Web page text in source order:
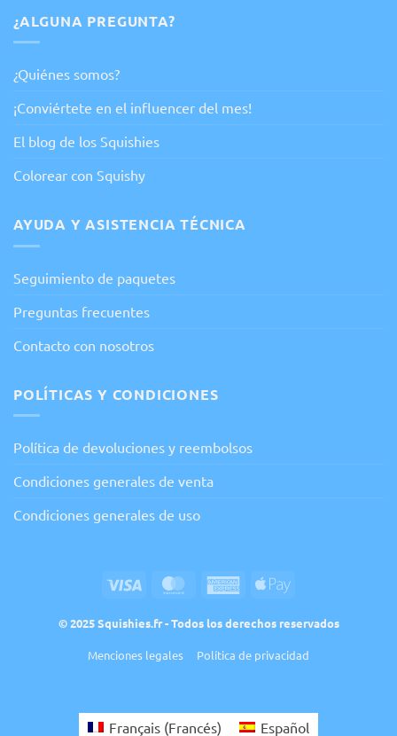
¿ALGUNA PREGUNTA?
¿Quiénes somos?
¡Conviértete en el influencer del mes!
El blog de los Squishies
Colorear con Squishy
AYUDA Y ASISTENCIA TÉCNICA
Seguimiento de paquetes
Preguntas frecuentes
Contacto con nosotros
POLÍTICAS Y CONDICIONES
Política de devoluciones y reembolsos
Condiciones generales de venta
Condiciones generales de uso
Visa MasterCardAmericanApple
© 2025 Squishies.fr - Todos los derechos reservados
Menciones legales Política de privacidad
Français (Francés) Español